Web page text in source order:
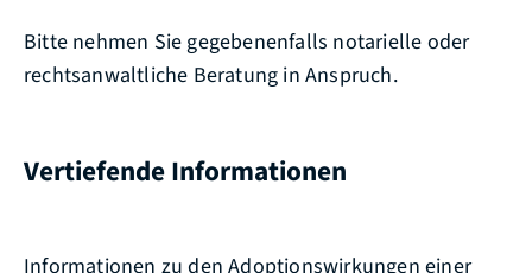
Bitte nehmen Sie gegebenenfalls notarielle oder
rechtsanwaltliche Beratung in Anspruch.
Vertiefende Informationen
Informationen zu denAdoptionswirkungen einer